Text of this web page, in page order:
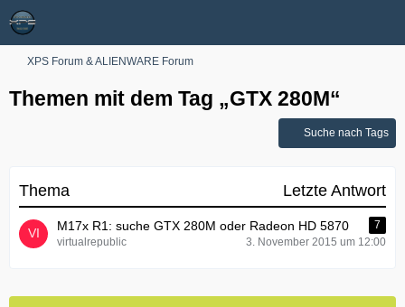
XPS Forum & ALIENWARE Forum
Themen mit dem Tag „GTX 280M“
Suche nach Tags
Thema Letzte Antwort
M17x R1: suche GTX 280M oder Radeon HD 5870
7
virtualrepublic
3. November 2015 um 12:00